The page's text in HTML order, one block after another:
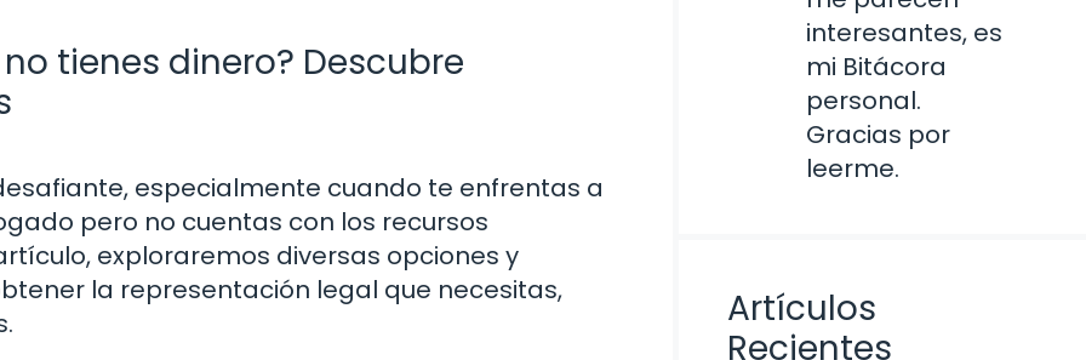
tienes dinero? Descubre
especialmente cuando te enfrentas a
pero no cuentas con los recursos
exploraremos diversas opciones y
la representación legal que necesitas,
interesantes, es
mi Bitácora
personal.
Gracias por
leerme.
Artículos
Recientes